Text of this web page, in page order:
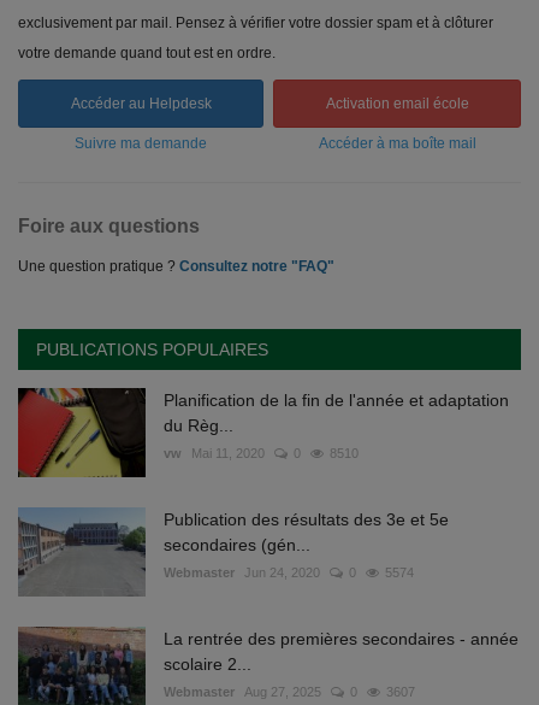
exclusivement par mail. Pensez à vérifier votre dossier spam et à clôturer
votre demande quand tout est en ordre.
Accéder au Helpdesk Activation email école
Suivre ma demande Accéder à ma boîte mail
Foire aux questions
Une question pratique ? Consultez notre "FAQ"
PUBLICATIONS POPULAIRES
Planification de la fin de l'année et adaptation
du Règ...
vw Mai 11, 2020 0 8510
Publication des résultats des 3e et 5e
secondaires (gén...
Webmaster Jun 24, 2020 0 5574
La rentrée des premières secondaires - année
scolaire 2...
Webmaster Aug 27, 2025 0 3607